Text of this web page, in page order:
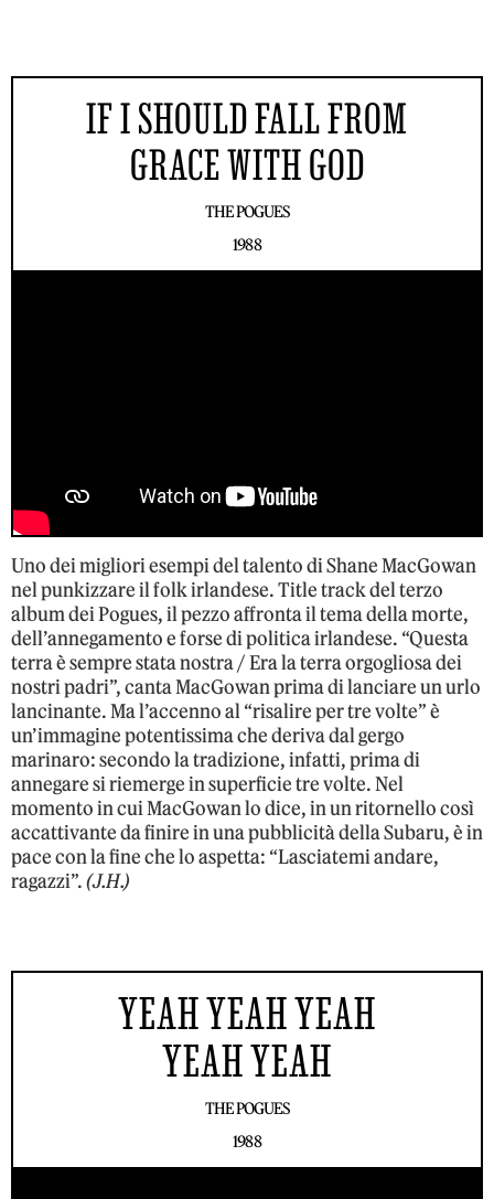
IF I SHOULD FALL FROM
GRACE WITH GOD
THE POGUES
1988
Uno dei migliori esempi del talento di Shane MacGowan
nel punkizzare il folk irlandese. Title track del terzo
album dei Pogues, il pezzo affronta il tema della morte,
dell’annegamento e forse di politica irlandese. “Questa
terra è sempre stata nostra / Era la terra orgogliosa dei
nostri padri”, canta MacGowan prima di lanciare un urlo
lancinante. Ma l’accenno al “risalire per tre volte” è
un’immagine potentissima che deriva dal gergo
marinaro: secondo la tradizione, infatti, prima di
annegare si riemerge in superficie tre volte. Nel
momento in cui MacGowan lo dice, in un ritornello così
accattivante da finire in una pubblicità della Subaru, è in
pace con la fine che lo aspetta: “Lasciatemi andare,
ragazzi”.(J.H.)
YEAH YEAH YEAH
YEAH YEAH
THE POGUES
1988